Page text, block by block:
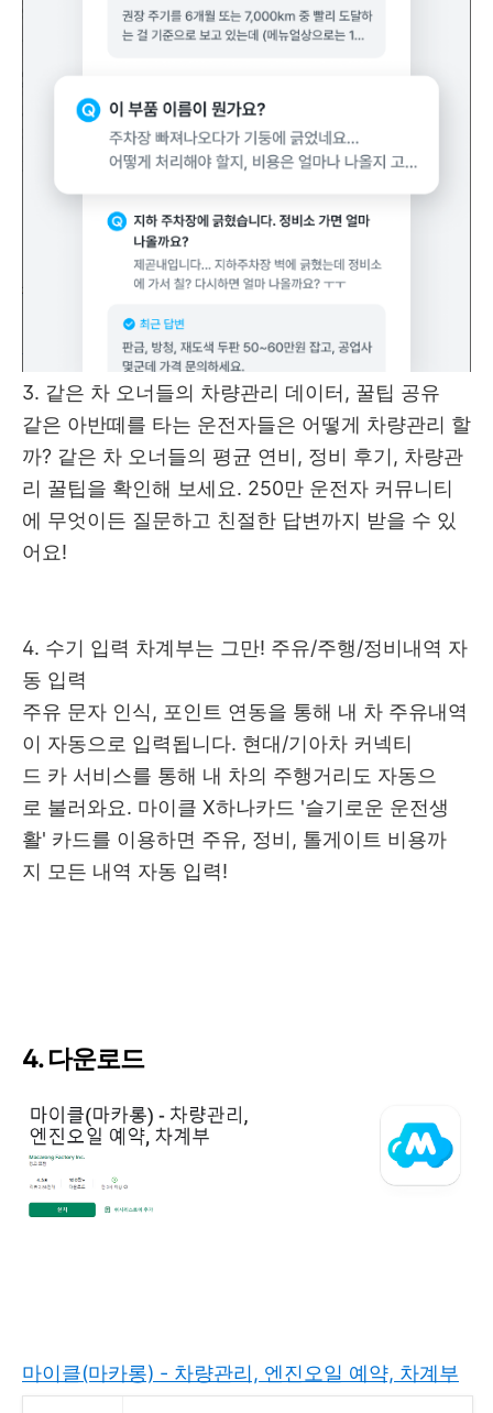
3. 같은 차 오너들의 차량관리 데이터, 꿀팁 공유
같은 아반떼를 타는 운전자들은 어떻게 차량관리 할
까? 같은 차 오너들의 평균 연비, 정비 후기, 차량관
리 꿀팁을 확인해 보세요. 250만 운전자 커뮤니티
에 무엇이든 질문하고 친절한 답변까지 받을 수 있
어요!
4. 수기 입력 차계부는 그만! 주유/주행/정비내역 자
동 입력
주유 문자 인식, 포인트 연동을 통해 내 차 주유내역
이 자동으로 입력됩니다. 현대/기아차 커넥티
드 카 서비스를 통해 내 차의 주행거리도 자동으
로 불러와요. 마이클 X하나카드 '슬기로운 운전생
활' 카드를 이용하면 주유, 정비, 톨게이트 비용까
지 모든 내역 자동 입력!
4. 다운로드
마이클(마카롱) - 차량관리, 엔진오일 예약, 차계부